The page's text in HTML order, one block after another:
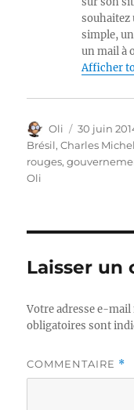
souhaitez
simple,
un mail à
Afficher
Auteur
Oli
Publié
le
30 juin
Brésil,Charles
rouges,
Oli
Laisser un
Votre adresse e-mail
obligatoires sont
COMMENTAIRE *